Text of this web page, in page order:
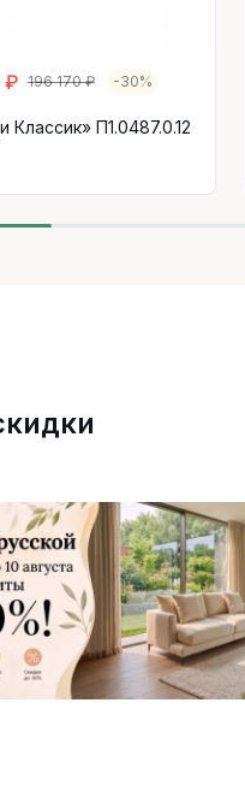
₽ 196 170 ₽ -30%
П1.0487.0.12